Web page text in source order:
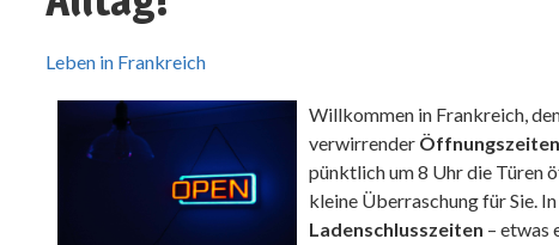
Leben in Frankreich
Willkommen in Frankreich,
verwirrender Öffnungszeiten
pünktlich um 8 Uhr die Türen
kleine Überraschung für Sie.
Ladenschlusszeiten – etwas